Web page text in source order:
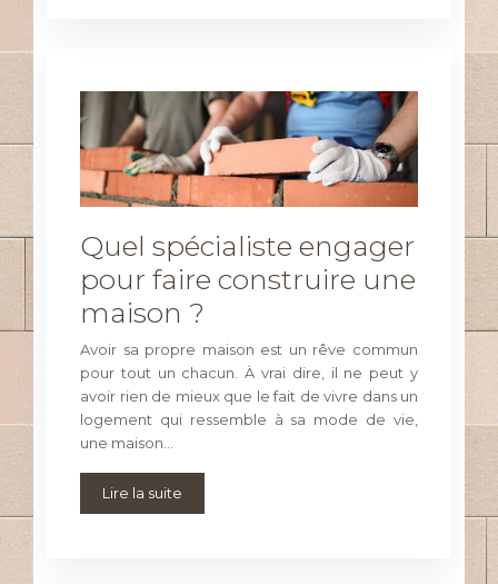
Quel spécialiste engager
pour faire construire une
maison ?
Avoir sa propre maison est un rêve commun
pour tout un chacun. À vrai dire, il ne peut y
avoir rien de mieux que le fait de vivre dans un
logement qui ressemble à sa mode de vie,
une maison…
Lire la suite